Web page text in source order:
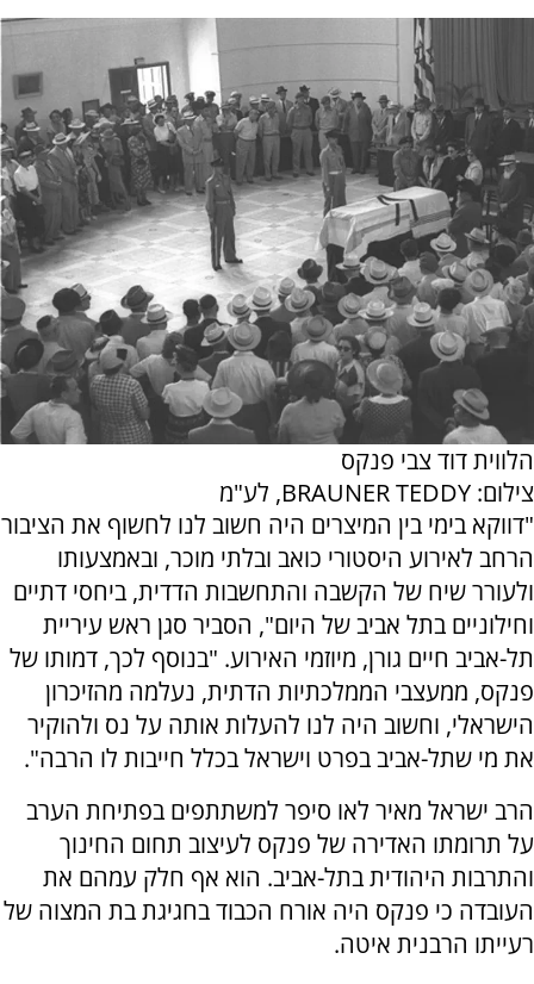
הלווית דוד צבי פנקס
צילום: BRAUNER TEDDY, לע"מ
"דווקא בימי בין המיצרים היה חשוב לנו לחשוף את הציבור
הרחב לאירוע היסטורי כואב ובלתי מוכר, ובאמצעותו
ולעורר שיח של הקשבה והתחשבות הדדית, ביחסי דתיים
וחילוניים בתל אביב של היום", הסביר סגן ראש עיריית
תל-אביב חיים גורן, מיוזמי האירוע. "בנוסף לכך, דמותו של
פנקס, ממעצבי הממלכתיות הדתית, נעלמה מהזיכרון
הישראלי, וחשוב היה לנו להעלות אותה על נס ולהוקיר
את מי שתל-אביב בפרט וישראל בכלל חייבות לו הרבה".
הרב ישראל מאיר לאו סיפר למשתתפים בפתיחת הערב
על תרומתו האדירה של פנקס לעיצוב תחום החינוך
והתרבות היהודית בתל-אביב. הוא אף חלק עמהם את
העובדה כי פנקס היה אורח הכבוד בחגיגת בת המצוה של
רעייתו הרבנית איטה.